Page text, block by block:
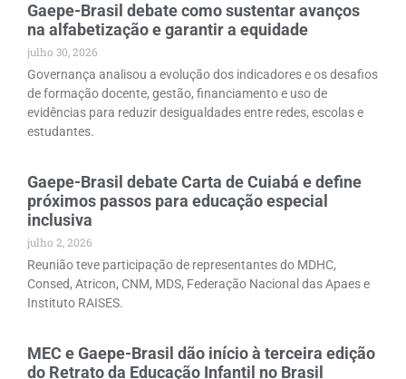
Gaepe-Brasil debate como sustentar avanços
na alfabetização e garantir a equidade
julho 30, 2026
Governança analisou a evolução dos indicadores e os desafios
de formação docente, gestão, financiamento e uso de
evidências para reduzir desigualdades entre redes, escolas e
estudantes.
Gaepe-Brasil debate Carta de Cuiabá e define
próximos passos para educação especial
inclusiva
julho 2, 2026
Reunião teve participação de representantes do MDHC,
Consed, Atricon, CNM, MDS, Federação Nacional das Apaes e
Instituto RAISES.
MEC e Gaepe-Brasil dão início à terceira edição
do Retrato da Educação Infantil no Brasil